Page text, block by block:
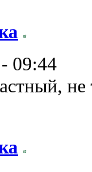
09:44